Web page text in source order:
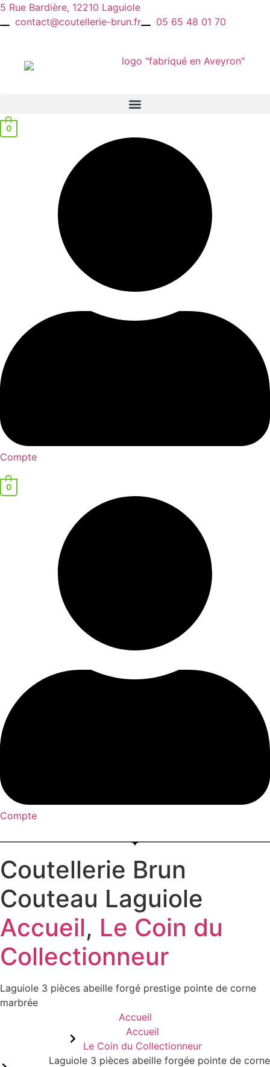
Aller
5 Rue Bardière, 12210 Laguiole
contact@coutellerie-brun.fr
05 65 48 01 70
0
Compte
0
Compte
Coutellerie Brun
Couteau Laguiole
Accueil, Le Coin du
Collectionneur
Laguiole 3 pièces abeille forgé prestige pointe de corne
marbrée
Accueil
Accueil
Le Coin du Collectionneur
Laguiole 3 pièces abeille forgée pointe de corne